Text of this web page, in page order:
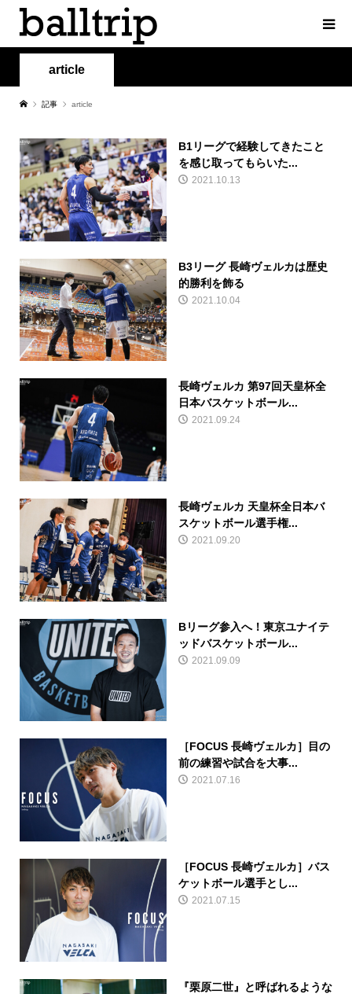
article
記事 article
B1リーグで経験してきたこと
を感じ取ってもらいた...
2021.10.13
B3リーグ 長崎ヴェルカは歴史
的勝利を飾る
2021.10.04
長崎ヴェルカ 第97回天皇杯全
日本バスケットボール...
2021.09.24
長崎ヴェルカ 天皇杯全日本バ
スケットボール選手権...
2021.09.20
Bリーグ参入へ！東京ユナイテ
ッドバスケットボール...
2021.09.09
［FOCUS 長崎ヴェルカ］目の
前の練習や試合を大事...
2021.07.16
［FOCUS 長崎ヴェルカ］バス
ケットボール選手とし...
2021.07.15
『栗原二世』と呼ばれるような